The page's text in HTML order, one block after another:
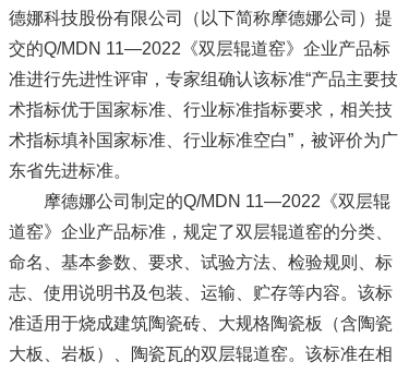
德娜科技股份有限公司（以下简称摩德娜公司）提
交的Q/MDN 11—2022《双层辊道窑》企业产品标
准进行先进性评审，专家组确认该标准“产品主要技
术指标优于国家标准、行业标准指标要求，相关技
术指标填补国家标准、行业标准空白”，被评价为广
东省先进标准。
摩德娜公司制定的Q/MDN 11—2022《双层辊
道窑》企业产品标准，规定了双层辊道窑的分类、
命名、基本参数、要求、试验方法、检验规则、标
志、使用说明书及包装、运输、贮存等内容。该标
准适用于烧成建筑陶瓷砖、大规格陶瓷板（含陶瓷
大板、岩板）、陶瓷瓦的双层辊道窑。该标准在相